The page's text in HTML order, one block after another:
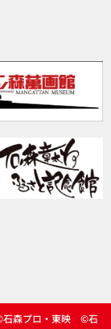
石森プロ・東映 ©石